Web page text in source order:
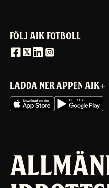
FÖLJ AIK FOTBOLL
LADDA NER APPEN AIK+